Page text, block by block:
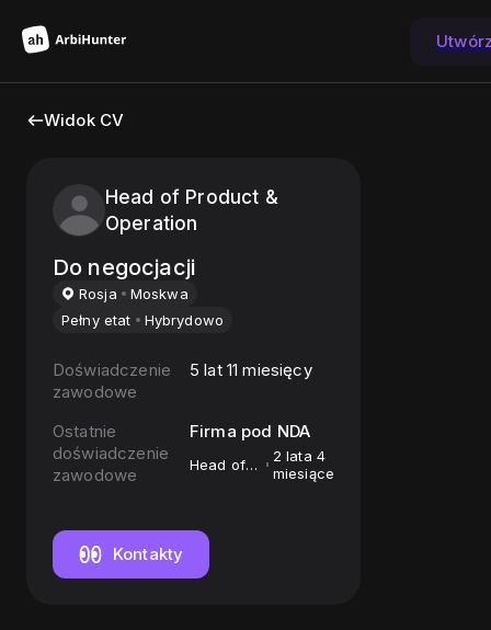
Widok CV
Head of Product &
Operation
Do negocjacji
Rosja
Moskwa
Pełny etat
Hybrydowo
Doświadczenie
zawodowe
5 lat 11 miesięcy
Ostatnie
doświadczenie
zawodowe
Firma pod NDA
Head of
2 lata 4
miesiące
Kontakty